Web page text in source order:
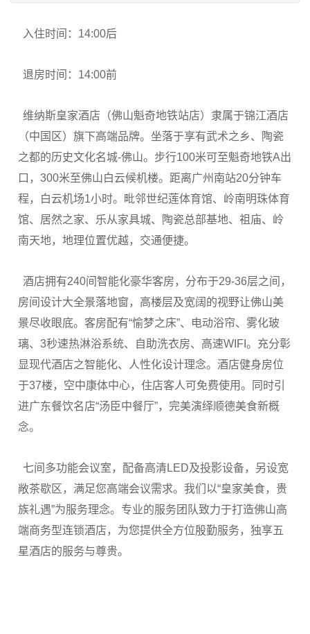
入住时间：14:00后
退房时间：14:00前
维纳斯皇家酒店（佛山魁奇地铁站店）隶属于锦江酒店
（中国区）旗下高端品牌。坐落于享有武术之乡、陶瓷
之都的历史文化名城-佛山。步行100米可至魁奇地铁A出
口，300米至佛山白云候机楼。距离广州南站20分钟车
程，白云机场1小时。毗邻世纪莲体育馆、岭南明珠体育
馆、居然之家、乐从家具城、陶瓷总部基地、祖庙、岭
南天地，地理位置优越，交通便捷。
酒店拥有240间智能化豪华客房，分布于29-36层之间，
房间设计大全景落地窗，高楼层及宽阔的视野让佛山美
景尽收眼底。客房配有“愉梦之床”、电动浴帘、雾化玻
璃、3秒速热淋浴系统、自助洗衣房、高速WIFI。充分彰
显现代酒店之智能化、人性化设计理念。酒店健身房位
于37楼，空中康体中心，住店客人可免费使用。同时引
进广东餐饮名店“汤臣中餐厅”，完美演绎顺德美食新概
念。
七间多功能会议室，配备高清LED及投影设备，另设宽
敞茶歇区，满足您高端会议需求。我们以“皇家美食，贵
族礼遇”为服务理念。专业的服务团队致力于打造佛山高
端商务型连锁酒店，为您提供全方位殷勤服务，独享五
星酒店的服务与尊贵。